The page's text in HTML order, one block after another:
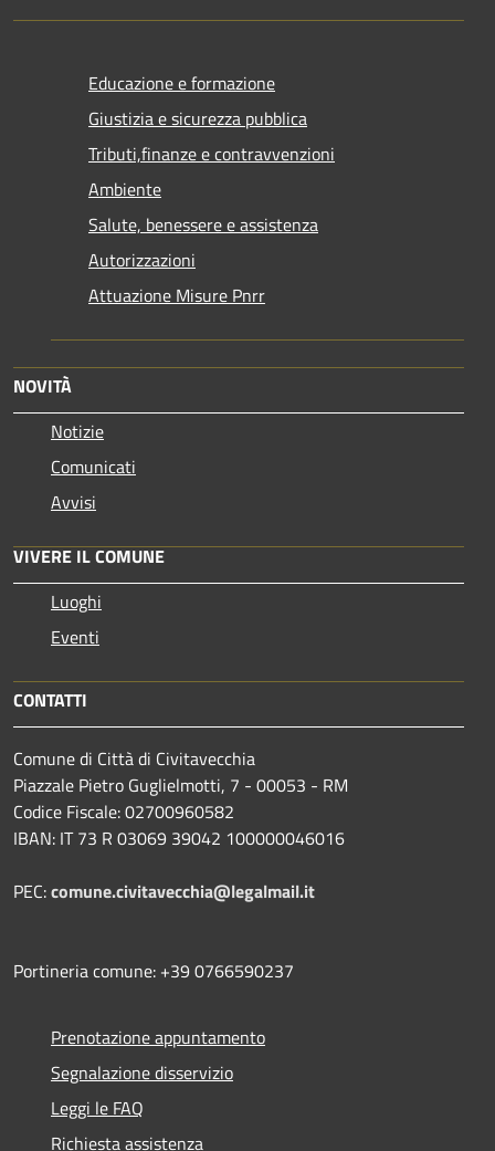
Educazione e formazione
Giustizia e sicurezza pubblica
Tributi,finanze e contravvenzioni
Ambiente
Salute, benessere e assistenza
Autorizzazioni
Attuazione Misure Pnrr
NOVITÀ
Notizie
Comunicati
Avvisi
VIVERE IL COMUNE
Luoghi
Eventi
CONTATTI
Comune di Città di Civitavecchia
Piazzale Pietro Guglielmotti, 7 - 00053 - RM
Codice Fiscale: 02700960582
IBAN: IT 73 R 03069 39042 100000046016
PEC:comune.civitavecchia@legalmail.it
Portineria comune: +39 0766590237
Prenotazione appuntamento
Segnalazione disservizio
Leggi le FAQ
Richiesta assistenza